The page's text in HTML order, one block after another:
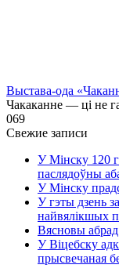
Выстава-ода
Чакаканне — ці не
069
Свежие записи
У Мінску 120
паслядоўны
У Мінску
У гэты дзень
найвялікшых
Вясновы
У Віцебску
прысвечаная